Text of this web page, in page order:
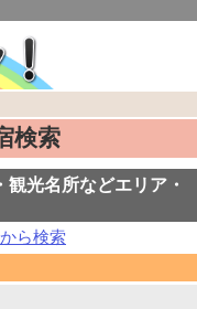
検索
光名所などエリア・
ら検索